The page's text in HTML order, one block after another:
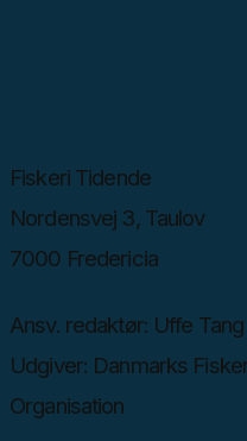
Fiskeri Tidende
Nordensvej 3, Taulov
7000 Fredericia
Ansv. redaktør: Uffe Tang
Udgiver: Danmarks
Organisation